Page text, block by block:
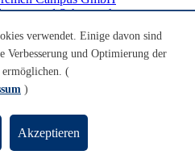
und Schutzrechte
an der Universität Bremen
an der Universität Bremen
und Schüler
verwendet. Einige davon sind
Verbesserung und Optimierung der
ermöglichen. (
)
Akzeptieren